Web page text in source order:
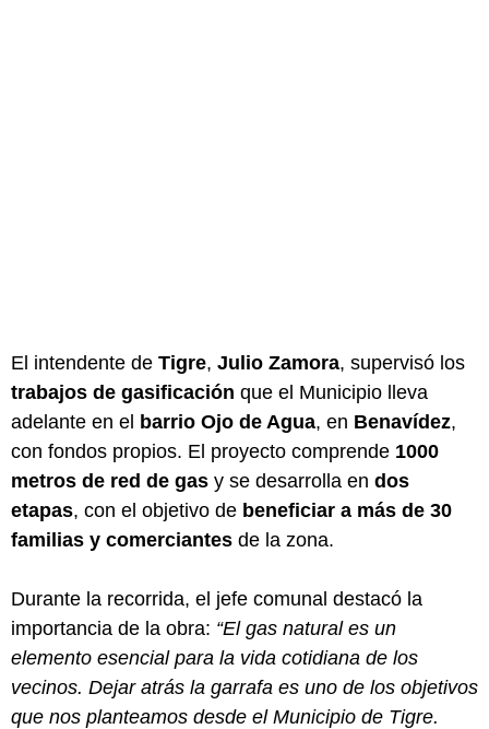
El intendente de Tigre, Julio Zamora, supervisó los
trabajos de gasificación que el Municipio lleva
adelante en el barrio Ojo de Agua, en Benavídez,
con fondos propios. El proyecto comprende 1000
metros de red de gas y se desarrolla en dos
etapas, con el objetivo de beneficiar a más de 30
familias y comerciantes de la zona.
Durante la recorrida, el jefe comunal destacó la
importancia de la obra: “El gas natural es un
elemento esencial para la vida cotidiana de los
vecinos. Dejar atrás la garrafa es uno de los objetivos
que nos planteamos desde el Municipio de Tigre.